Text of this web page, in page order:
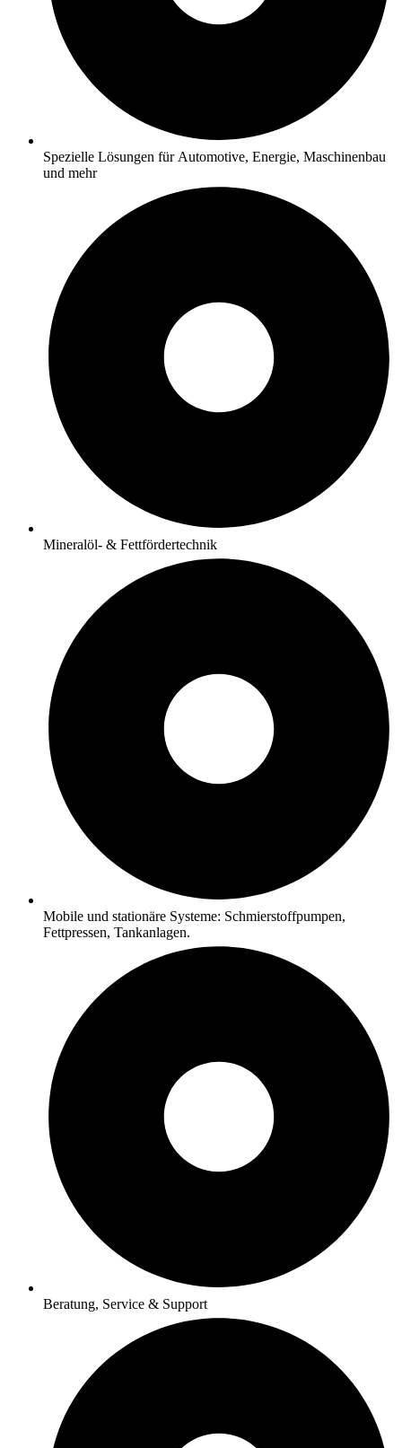
Spezielle Lösungen für Automotive, Energie, Maschinenbau
und mehr
Mineralöl- & Fettfördertechnik
Mobile und stationäre Systeme: Schmierstoffpumpen,
Fettpressen, Tankanlagen.
Beratung, Service & Support